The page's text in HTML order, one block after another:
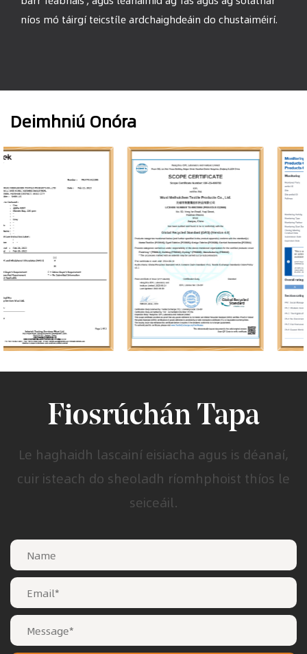
níos mó táirgí teicstíle ardchaighdeáin do chustaiméirí.
Deimhniú Onóra
Fiosrúchán Tapa
Le haghaidh lascainí eisiacha agus is déanaí,
cuir isteach do sheoladh ríomhphoist thíos le
seiceáil.